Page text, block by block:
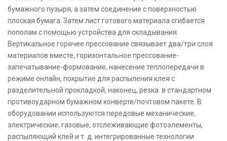
бумажного пузыря, а затем соединение с поверхностью
плоская бумага. Затем лист готового материала сгибается
пополам с помощью устройства для складывания.
Вертикальное горячее прессование связывает два/три слоя
материалов вместе, горизонтальное прессование-
запечатывание-формование, нанесение теплопередачи в
режиме онлайн, покрытие для распыления клея с
разделительной прокладкой, наконец, резка. в стандартном
противоударном бумажном конверте/почтовом пакете. В
оборудовании используются передовые механические,
электрические, газовые, отслеживающие фотоэлементы,
распыляющий клей и т. д. интегрированные технологии